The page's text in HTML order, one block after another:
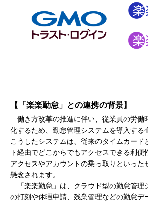
【「楽楽勤怠」との連携の背景】
働き方改革の推進に伴い、従業員の労働
化するため、勤怠管理システムを導入する
こうしたシステムは、従来のタイムカード
ト経由でどこからでもアクセスできる利便
アクセスやアカウントの乗っ取りといった
懸念されます。
「楽楽勤怠」は、クラウド型の勤怠管理
の打刻や休暇申請、残業管理などの勤怠デ